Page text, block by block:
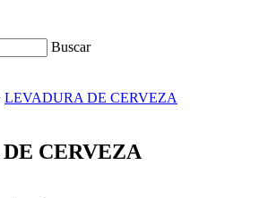
Buscar
LEVADURA DE CERVEZA
CERVEZA